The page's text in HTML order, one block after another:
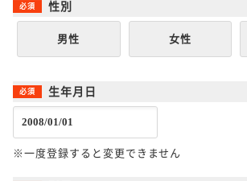
性別
男性 女性
生年月日
※一度登録すると変更できません